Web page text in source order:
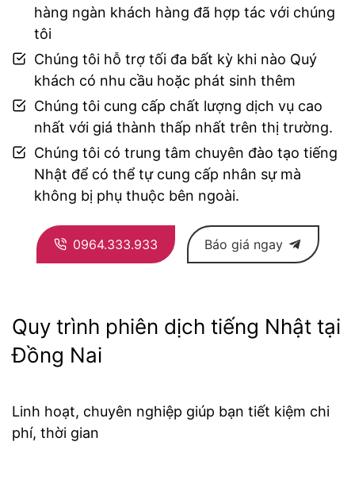
hàng ngàn khách hàng đã hợp tác với chúng
tôi
Chúng tôi hỗ trợ tối đa bất kỳ khi nào Quý
khách có nhu cầu hoặc phát sinh thêm
Chúng tôi cung cấp chất lượng dịch vụ cao
nhất với giá thành thấp nhất trên thị trường.
Chúng tôi có trung tâm chuyên đào tạo tiếng
Nhật để có thể tự cung cấp nhân sự mà
không bị phụ thuộc bên ngoài.
0964.333.933 Báo giá ngay
Quy trình phiên dịch tiếng Nhật tại
Đồng Nai
Linh hoạt, chuyên nghiệp giúp bạn tiết kiệm chi
phí, thời gian